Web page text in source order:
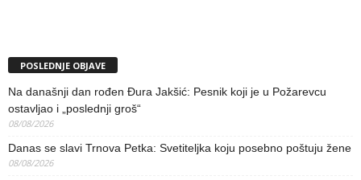
POSLEDNJE OBJAVE
Na današnji dan rođen Đura Jakšić: Pesnik koji je u Požarevcu
ostavljao i „poslednji groš“
08/08/2026
Danas se slavi Trnova Petka: Svetiteljka koju posebno poštuju žene
08/08/2026